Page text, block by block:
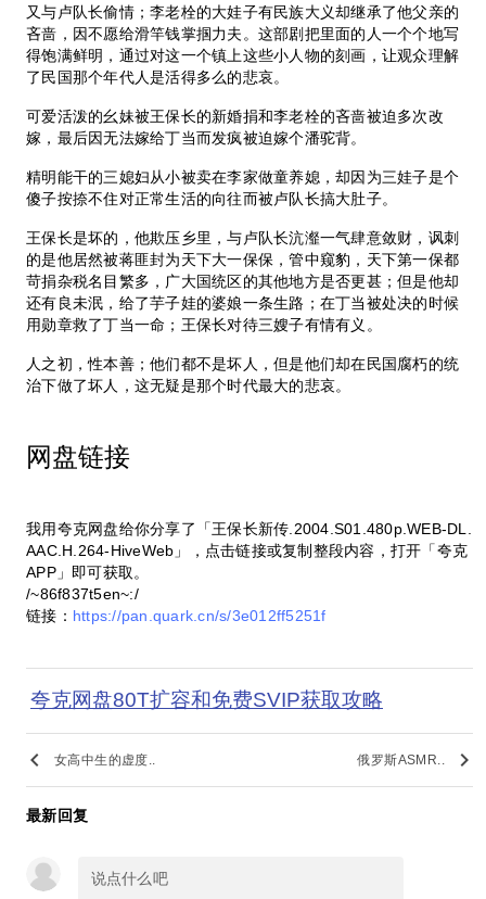
又与卢队长偷情；李老栓的大娃子有民族大义却继承了他父亲的
吝啬，因不愿给滑竿钱掌掴力夫。这部剧把里面的人一个个地写
得饱满鲜明，通过对这一个镇上这些小人物的刻画，让观众理解
了民国那个年代人是活得多么的悲哀。
可爱活泼的幺妹被王保长的新婚捐和李老栓的吝啬被迫多次改
嫁，最后因无法嫁给丁当而发疯被迫嫁个潘驼背。
精明能干的三媳妇从小被卖在李家做童养媳，却因为三娃子是个
傻子按捺不住对正常生活的向往而被卢队长搞大肚子。
王保长是坏的，他欺压乡里，与卢队长沆瀣一气肆意敛财，讽刺
的是他居然被蒋匪封为天下大一保保，管中窥豹，天下第一保都
苛捐杂税名目繁多，广大国统区的其他地方是否更甚；但是他却
还有良未泯，给了芋子娃的婆娘一条生路；在丁当被处决的时候
用勋章救了丁当一命；王保长对待三嫂子有情有义。
人之初，性本善；他们都不是坏人，但是他们却在民国腐朽的统
治下做了坏人，这无疑是那个时代最大的悲哀。
网盘链接
我用夸克网盘给你分享了「王保长新传.2004.S01.480p.WEB-DL.
AAC.H.264-HiveWeb」，点击链接或复制整段内容，打开「夸克
APP」即可获取。
/~86f837t5en~:/
链接： https://pan.quark.cn/s/3e012ff5251f
夸克网盘80T扩容和免费SVIP获取攻略
keyboard_arrow_left 女高中生的虚度.. 俄罗斯ASMR.. keyboard_arrow_right
最新回复